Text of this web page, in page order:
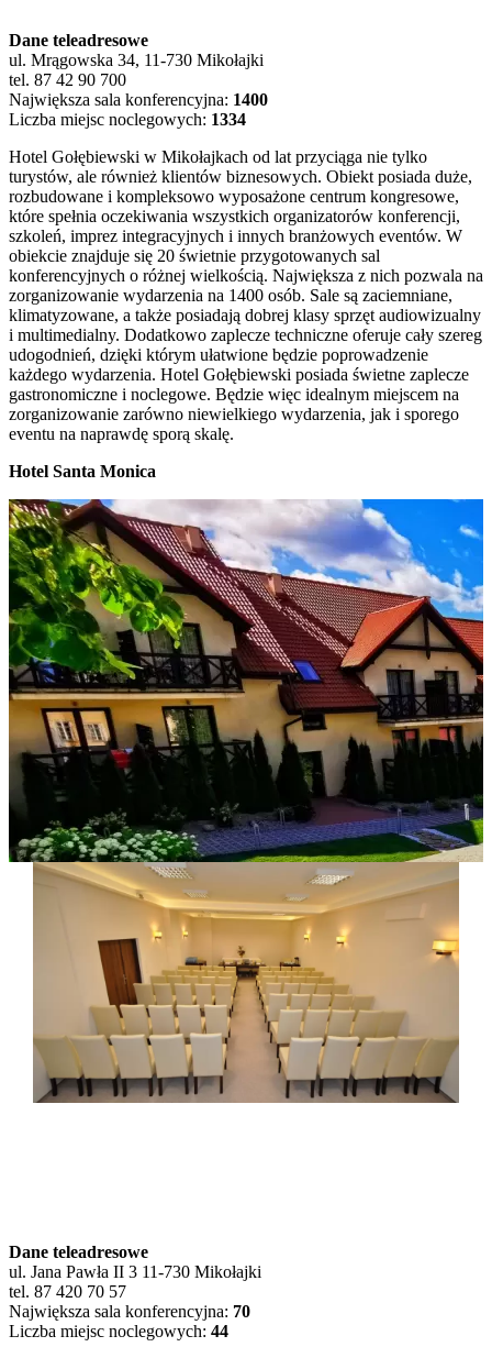
Dane teleadresowe
ul. Mrągowska 34, 11-730 Mikołajki
tel. 87 42 90 700
Największa sala konferencyjna: 1400
Liczba miejsc noclegowych: 1334
Hotel Gołębiewski w Mikołajkach od lat przyciąga nie tylko
turystów, ale również klientów biznesowych. Obiekt posiada duże,
rozbudowane i kompleksowo wyposażone centrum kongresowe,
które spełnia oczekiwania wszystkich organizatorów konferencji,
szkoleń, imprez integracyjnych i innych branżowych eventów. W
obiekcie znajduje się 20 świetnie przygotowanych sal
konferencyjnych o różnej wielkością. Największa z nich pozwala na
zorganizowanie wydarzenia na 1400 osób. Sale są zaciemniane,
klimatyzowane, a także posiadają dobrej klasy sprzęt audiowizualny
i multimedialny. Dodatkowo zaplecze techniczne oferuje cały szereg
udogodnień, dzięki którym ułatwione będzie poprowadzenie
każdego wydarzenia. Hotel Gołębiewski posiada świetne zaplecze
gastronomiczne i noclegowe. Będzie więc idealnym miejscem na
zorganizowanie zarówno niewielkiego wydarzenia, jak i sporego
eventu na naprawdę sporą skalę.
Hotel Santa Monica
Dane teleadresowe
ul. Jana Pawła II 3 11-730 Mikołajki
tel. 87 420 70 57
Największa sala konferencyjna: 70
Liczba miejsc noclegowych: 44